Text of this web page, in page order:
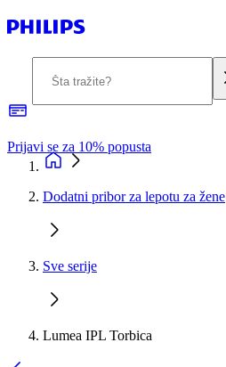
Prijavi se za 10% popusta
Dodatni pribor za lepotu za žene
Sve serije
Lumea IPL Torbica